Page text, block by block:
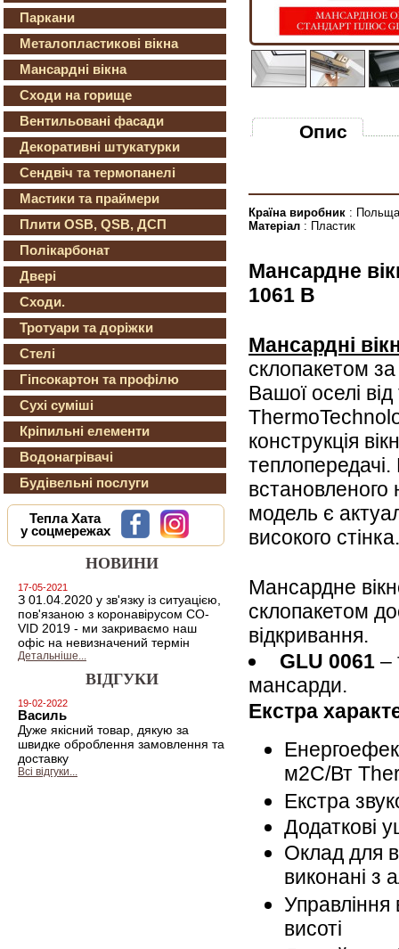
Паркани
Металопластикові вікна
Мансардні вікна
Сходи на горище
Вентильовані фасади
Декоративні штукатурки
Сендвіч та термопанелі
Мастики та праймери
Плити OSB, QSB, ДСП
Полікарбонат
Двері
Сходи.
Тротуари та доріжки
Стелі
Гіпсокартон та профілю
Сухі суміші
Кріпильні елементи
Водонагрівачі
Будівельні послуги
Тепла Хата
у соцмережах
НОВИНИ
17-05-2021
З 01.04.2020 у зв'язку із ситуацією,
пов'язаною з коронавірусом CO-
VID 2019 - ми закриваємо наш
офіс на невизначений термін
Детальніше...
ВІДГУКИ
19-02-2022
Василь
Дуже якісний товар, дякую за
швидке оброблення замовлення та
доставку
Всі відгуки...
Опис
Країна виробник : Польща
Матеріал : Пластик
Мансардне
1061 В
Мансардні
склопакетом
Вашої оселі
конструкція
встановленого
модель є
високого стінка.
Мансардне
склопакетом
відкривання.
GLU 0061–
мансарди.
Екстра
м2С/Вт
Екстра
Додаткові
Оклад для
виконані з
Управління
висоті